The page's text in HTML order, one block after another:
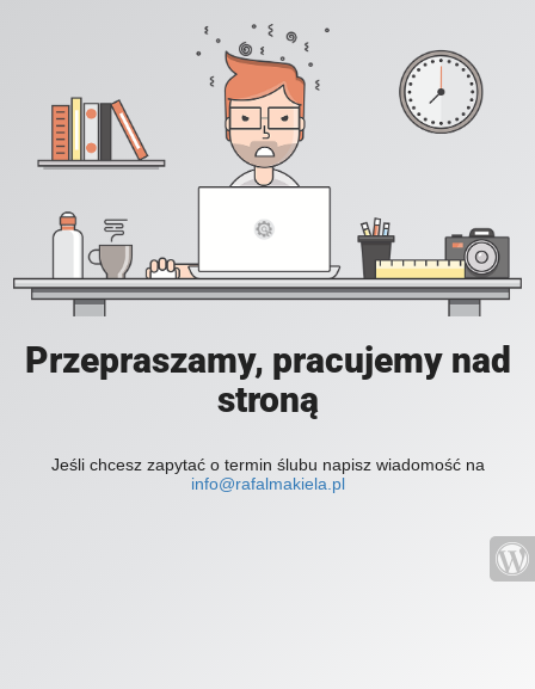
Przepraszamy, pracujemy nad
stroną
Jeśli chcesz zapytać o termin ślubu napisz wiadomość na
info@rafalmakiela.pl